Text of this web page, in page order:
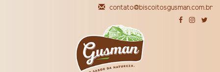
contato@biscoitosgusman.com.br